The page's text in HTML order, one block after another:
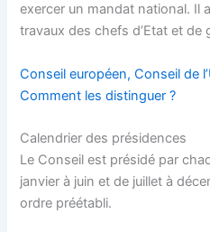
exercer un mandat national. Il
travaux des chefs d’Etat et de
Conseil européen, Conseil de
Comment les distinguer ?
Calendrier des présidences
Le Conseil est présidé par
janvier à juin et de juillet à
ordre préétabli.